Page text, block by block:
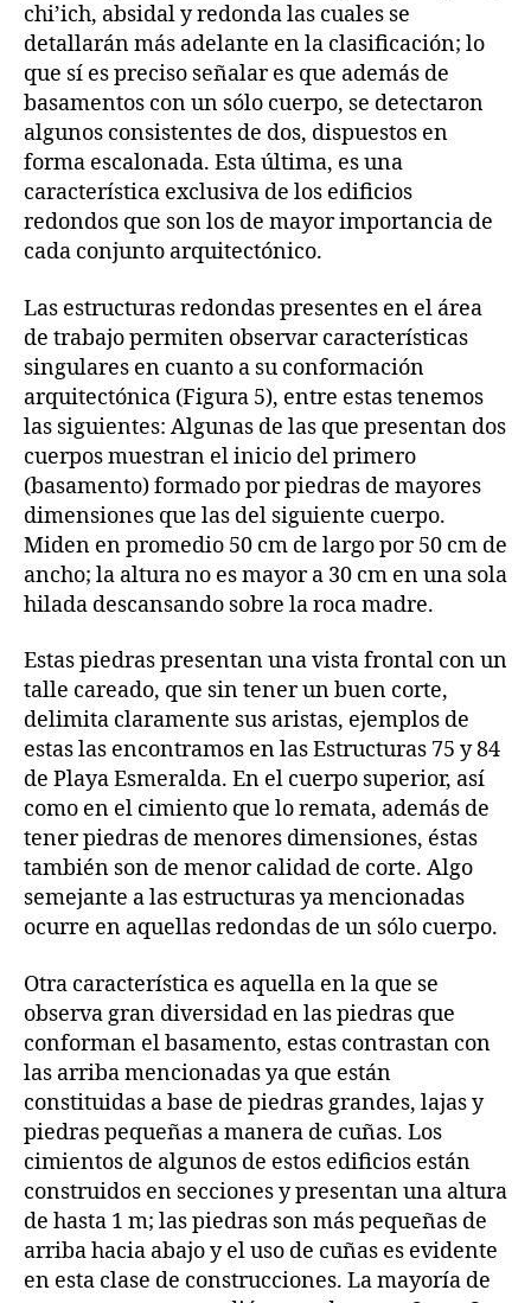
chi’ich, absidal y redonda las cuales se
detallarán más adelante en la clasificación; lo
que sí es preciso señalar es que además de
basamentos con un sólo cuerpo, se detectaron
algunos consistentes de dos, dispuestos en
forma escalonada. Esta última, es una
característica exclusiva de los edificios
redondos que son los de mayor importancia de
cada conjunto arquitectónico.
Las estructuras redondas presentes en el área
de trabajo permiten observar características
singulares en cuanto a su conformación
arquitectónica (Figura 5), entre estas tenemos
las siguientes: Algunas de las que presentan dos
cuerpos muestran el inicio del primero
(basamento) formado por piedras de mayores
dimensiones que las del siguiente cuerpo.
Miden en promedio 50 cm de largo por 50 cm de
ancho; la altura no es mayor a 30 cm en una sola
hilada descansando sobre la roca madre.
Estas piedras presentan una vista frontal con un
talle careado, que sin tener un buen corte,
delimita claramente sus aristas, ejemplos de
estas las encontramos en las Estructuras 75 y 84
de Playa Esmeralda. En el cuerpo superior, así
como en el cimiento que lo remata, además de
tener piedras de menores dimensiones, éstas
también son de menor calidad de corte. Algo
semejante a las estructuras ya mencionadas
ocurre en aquellas redondas de un sólo cuerpo.
Otra característica es aquella en la que se
observa gran diversidad en las piedras que
conforman el basamento, estas contrastan con
las arriba mencionadas ya que están
constituidas a base de piedras grandes, lajas y
piedras pequeñas a manera de cuñas. Los
cimientos de algunos de estos edificios están
construidos en secciones y presentan una altura
de hasta 1 m; las piedras son más pequeñas de
arriba hacia abajo y el uso de cuñas es evidente
en esta clase de construcciones. La mayoría de